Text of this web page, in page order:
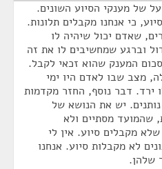
של מענקי הסיוע השונים.
כי אנחנו מקבלים תלונות.
שאדם יכול שיהיה לו
וברגע שמחשיבים לו את זה
המענק שהוא זכאי לקבל.
מצב שבו לאדם היו ימי
דבר נוסף, החזר מקדמות
יש את הנושא של
שהמועד מסתיים ולא
מקבלים סיוע. אין לי
לא מקבלות סיוע. אנחנו
שלהן.